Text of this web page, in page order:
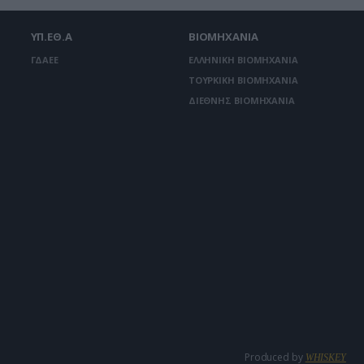
ΥΠ.ΕΘ.Α
ΓΔΑΕΕ
ΒΙΟΜΗΧΑΝΙΑ
ΕΛΛΗΝΙΚΗ ΒΙΟΜΗΧΑΝΙΑ
ΤΟΥΡΚΙΚΗ ΒΙΟΜΗΧΑΝΙΑ
ΔΙΕΘΝΗΣ ΒΙΟΜΗΧΑΝΙΑ
Produced by WHISKEY